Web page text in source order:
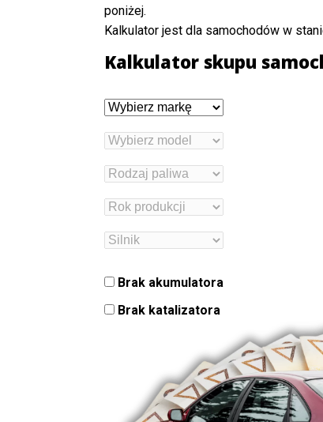
poniżej.
Kalkulator jest dla samochodów w
Kalkulator skupu
Brak akumulatora
Brak katalizatora